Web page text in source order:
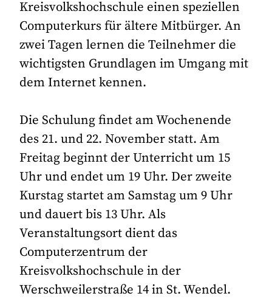
Kreisvolkshochschule einen speziellen
Computerkurs für ältere Mitbürger. An
zwei Tagen lernen die Teilnehmer die
wichtigsten Grundlagen im Umgang mit
dem Internet kennen.
Die Schulung findet am Wochenende
des 21. und 22. November statt. Am
Freitag beginnt der Unterricht um 15
Uhr und endet um 19 Uhr. Der zweite
Kurstag startet am Samstag um 9 Uhr
und dauert bis 13 Uhr. Als
Veranstaltungsort dient das
Computerzentrum der
Kreisvolkshochschule in der
Werschweilerstraße 14 in St. Wendel.